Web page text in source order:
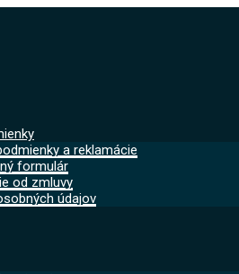
a reklamácie
formulár
od zmluvy
údajov